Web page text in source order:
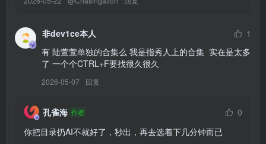
[10.1]
056.陆萱萱 – 内购无水印 人体宴[80P／977MB]
055.陆萱萱 – 内购无水印 旗袍[90P／1.04GB]
[9.27]
非dev1ce本人
1
有 陆萱萱单独的合集么 我是指秀人上的合集  实在是太多
了 一个个CTRL+F要找很久很久
2026-05-07 回复
孔雀海 作者
0
你把目录扔AI不就好了，秒出，再去选着下几分钟而已